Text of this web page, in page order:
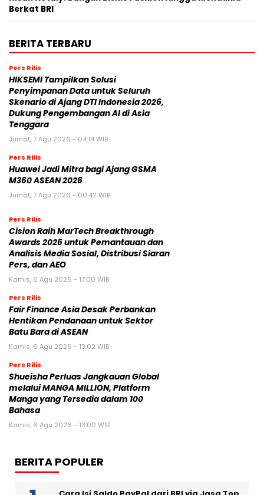
Berkat BRI
BERITA TERBARU
Pers Rilis
HIKSEMI Tampilkan Solusi
Penyimpanan Data untuk Seluruh
Skenario di Ajang DTI Indonesia 2026,
Dukung Pengembangan AI di Asia
Tenggara
Jumat, 7 Agu 2026 - 04:14 WIB
Pers Rilis
Huawei Jadi Mitra bagi Ajang GSMA
M360 ASEAN 2026
Jumat, 7 Agu 2026 - 00:42 WIB
Pers Rilis
Cision Raih MarTech Breakthrough
Awards 2026 untuk Pemantauan dan
Analisis Media Sosial, Distribusi Siaran
Pers, dan AEO
Kamis, 6 Agu 2026 - 17:00 WIB
Pers Rilis
Fair Finance Asia Desak Perbankan
Hentikan Pendanaan untuk Sektor
Batu Bara di ASEAN
Kamis, 6 Agu 2026 - 13:02 WIB
Pers Rilis
Shueisha Perluas Jangkauan Global
melalui MANGA MILLION, Platform
Manga yang Tersedia dalam 100
Bahasa
Kamis, 6 Agu 2026 - 13:00 WIB
BERITA POPULER